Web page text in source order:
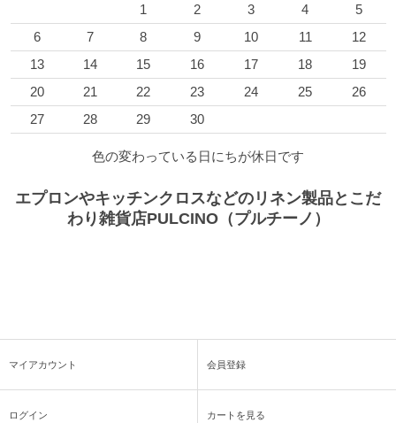
1
2 3 4
5
6
7 8 9 10 11
12
13
14 15 16 17 18
19
20
21 22 23 24 25
26
27
28 29 30
色の変わっている日にちが休日です
エプロンやキッチンクロスなどのリネン製品とこだ
わり雑貨店PULCINO（プルチーノ）
マイアカウント 会員登録
ログイン カートを見る